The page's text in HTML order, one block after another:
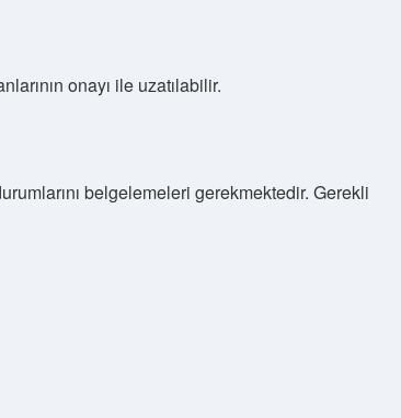
onayı ile uzatılabilir.
belgelemeleri gerekmektedir. Gerekli